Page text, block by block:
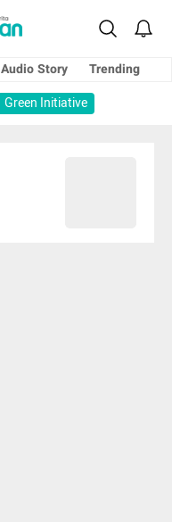
Audio Story
Trending
Green Initiative